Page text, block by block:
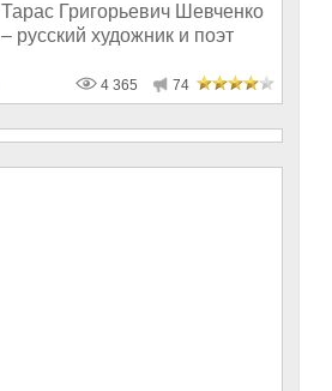
Тарас Григорьевич Шевченко
– русский художник и поэт
4 365 74